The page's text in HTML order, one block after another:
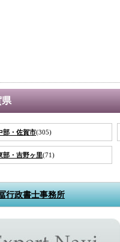
県
部・佐賀市(305)
部・吉野ヶ里(71)
行政書士事務所